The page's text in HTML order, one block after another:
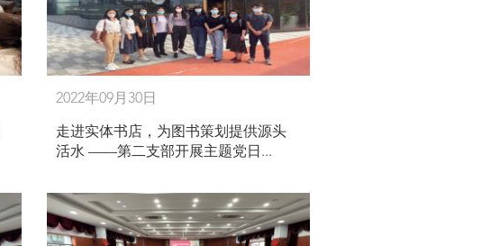
2022年09月30日
走进实体书店，为图书策划提供源头
活水 ——第二支部开展主题党日...